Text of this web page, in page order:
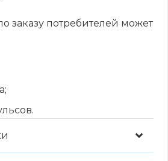
заказу потребителей может